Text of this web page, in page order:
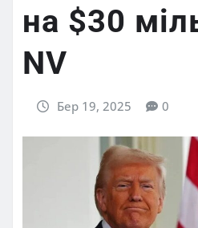
на $30
NV
Бер 19, 2025 0